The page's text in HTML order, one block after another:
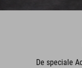
De speciale